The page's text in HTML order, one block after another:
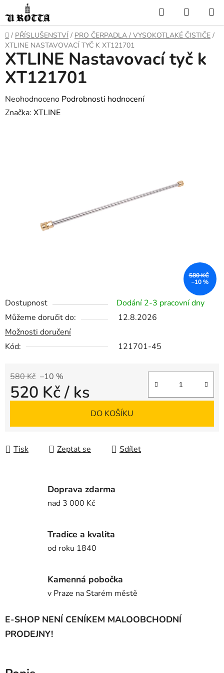
na
obsah
Hledat
KOŠÍK
DOMŮ
/ PŘÍSLUŠENSTVÍ / PRO ČERPADLA / VYSOKOTLAKÉ ČISTIČE /
XTLINE NASTAVOVACÍ TYČ K XT121701
Dostupnost
Dodání 2-3 pracovní dny
Můžeme doručit do:
12.8.2026
Možnosti doručení
Kód:
121701-45
580 Kč –10 %
520 Kč/ ks
DO KOŠÍKU
Tisk Zeptat se Sdílet
XTLINE Nastavovací tyč k
XT121701
Průměrné
hodnocení
Neohodnoceno Podrobnosti hodnocení
Značka: XTLINE
580 KČ
–10 %
Doprava zdarma
nad 3 000 Kč
Tradice a kvalita
od roku 1840
Kamenná pobočka
v Praze na Starém městě
E-SHOP NENÍ CENÍKEM MALOOBCHODNÍ
PRODEJNY!